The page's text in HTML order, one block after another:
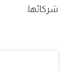
شركائها.